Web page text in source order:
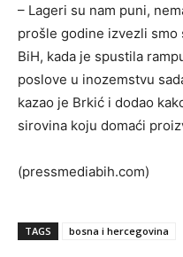
– Lageri su nam puni,
prošle godine izvezli
BiH, kada je spustila
poslove u inozemstvu
kazao je Brkić i dodao
sirovina koju domaći
(pressmediabih.com)
TAGS bosna i hercegovina